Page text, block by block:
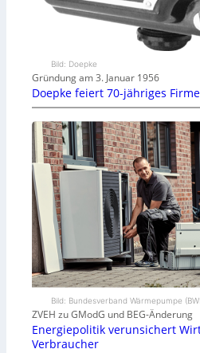
Bild: Doepke
Gründung am 3. Januar 1956
Doepke feiert 70-jähriges
Bild: Bundesverband Wärmepumpe
ZVEH zu GModG und BEG-Änderung
Energiepolitik verunsichert
Verbraucher